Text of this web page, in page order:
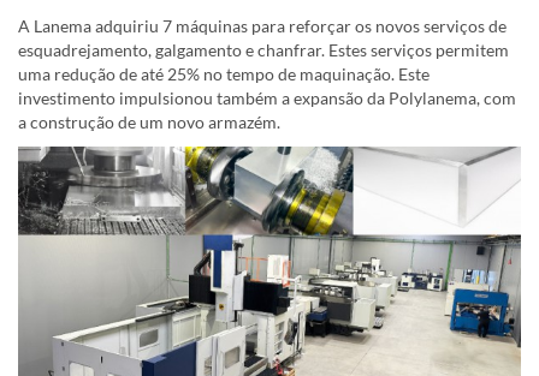
A Lanema adquiriu 7 máquinas para reforçar os novos serviços de
esquadrejamento, galgamento e chanfrar. Estes serviços permitem
uma redução de até 25% no tempo de maquinação. Este
investimento impulsionou também a expansão da Polylanema, com
a construção de um novo armazém.